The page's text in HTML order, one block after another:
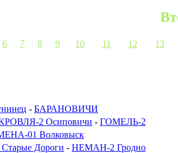
6 7 8 9 10 11 12 13
- БАРАНОВИЧИ
2 Осиповичи - ГОМЕЛЬ-2
01 Волковыск
Дороги - НЕМАН-2 Гродно